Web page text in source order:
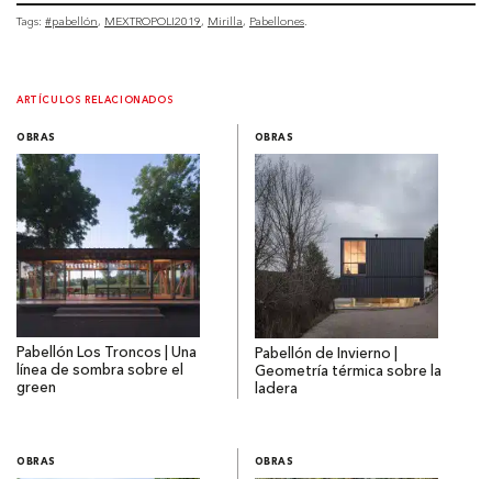
Tags: #pabellón MEXTROPOLI2019 Mirilla Pabellones
ARTÍCULOS RELACIONADOS
OBRAS
Pabellón Los Troncos | Una
línea de sombra sobre el
green
OBRAS
Pabellón de Invierno |
Geometría térmica sobre la
ladera
OBRAS OBRAS